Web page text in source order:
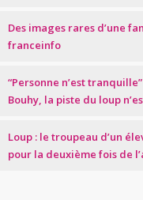
Des images rares d’une
franceinfo
“Personne n’est
Bouhy, la piste du loup
Loup : le troupeau d’un
pour la deuxième fois de